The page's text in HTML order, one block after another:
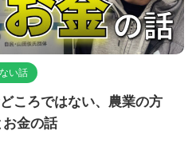
い話
ころではない、農業の方
金の話